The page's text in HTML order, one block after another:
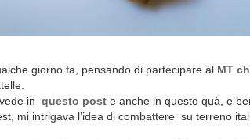
giorno fa, pensando di partecipare al MT
in questo post e anche in questo quà, e
mi intrigava l’idea di combattere su terreno